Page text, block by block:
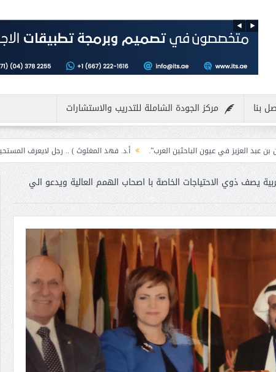
بنا مركز الجودة الشاملة للتدريب والاستشارات
الباحثين العرب”. أ.د. فهد المغلوث ) .. رجل لايعرف المستحيل ويعشق التحديات
يصف ذوي الاحتياجات الخاصة با اصحاب الهمم العالية ويدعو الي